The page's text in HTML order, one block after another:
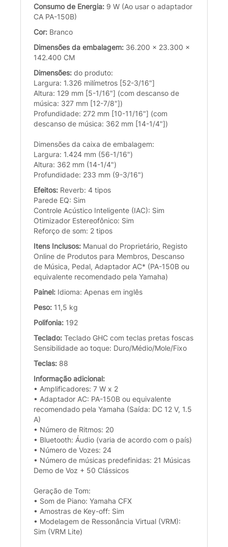
Consumo de Energia: 9 W (Ao usar o adaptador
CA PA-150B)
Cor: Branco
Dimensões da embalagem: 36.200 x 23.300 x
142.400 CM
Dimensões: do produto:
Largura: 1.326 milímetros [52-3/16"]
Altura: 129 mm [5-1/16"] (com descanso de
música: 327 mm [12-7/8"])
Profundidade: 272 mm [10-11/16"] (com
descanso de música: 362 mm [14-1/4"])
Dimensões da caixa de embalagem:
Largura: 1.424 mm (56-1/16")
Altura: 362 mm (14-1/4")
Profundidade: 233 mm (9-3/16")
Efeitos: Reverb: 4 tipos
Parede EQ: Sim
Controle Acústico Inteligente (IAC): Sim
Otimizador Estereofônico: Sim
Reforço de som: 2 tipos
Itens Inclusos: Manual do Proprietário, Registo
Online de Produtos para Membros, Descanso
de Música, Pedal, Adaptador AC* (PA-150B ou
equivalente recomendado pela Yamaha)
Painel: Idioma: Apenas em inglês
Peso: 11,5 kg
Polifonia: 192
Teclado: Teclado GHC com teclas pretas foscas
Sensibilidade ao toque: Duro/Médio/Mole/Fixo
Teclas: 88
Informação adicional:
• Amplificadores: 7 W x 2
• Adaptador AC: PA-150B ou equivalente
recomendado pela Yamaha (Saída: DC 12 V, 1.5
A)
• Número de Ritmos: 20
• Bluetooth: Áudio (varia de acordo com o país)
• Número de Vozes: 24
• Número de músicas predefinidas: 21 Músicas
Demo de Voz + 50 Clássicos
Geração de Tom:
• Som de Piano: Yamaha CFX
• Amostras de Key-off: Sim
• Modelagem de Ressonância Virtual (VRM):
Sim (VRM Lite)